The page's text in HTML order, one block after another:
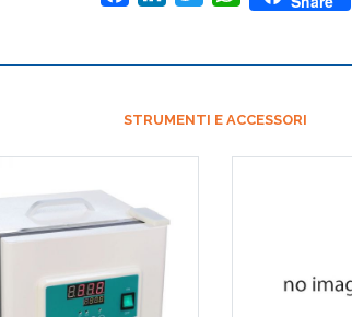
STRUMENTI E ACCESSORI